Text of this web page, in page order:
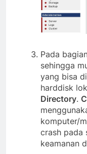
Pada
sehingga
yang bisa
harddisk
Directory.
komputer/
crash pada
keamanan